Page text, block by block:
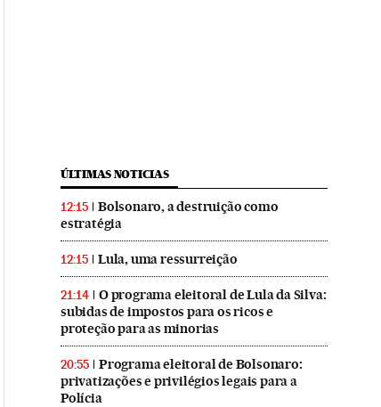
ÚLTIMAS NOTICIAS
12:15
Bolsonaro, a destruição como
estratégia
12:15 Lula, uma ressurreição
21:14
O programa eleitoral de Lula da Silva:
subidas de impostos para os ricos e
proteção para as minorias
20:55
Programa eleitoral de Bolsonaro:
privatizações e privilégios legais para a
Polícia